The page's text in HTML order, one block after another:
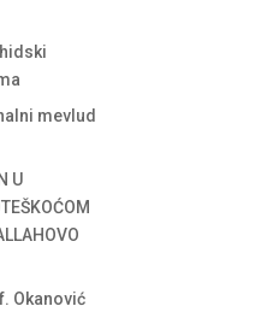
mevlud
U
Okanović